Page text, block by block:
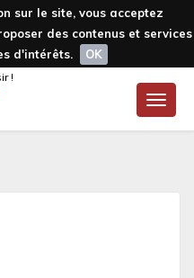
sur le site, vous acceptez
des contenus et services
d'intérêts.
OK
Toggle
!